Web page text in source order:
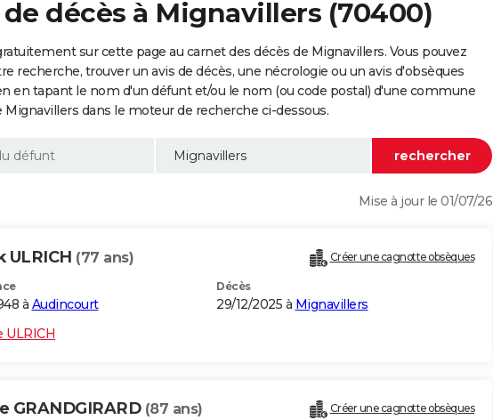
décès à Mignavillers (70400)
sur cette page au carnet des décès de Mignavillers. Vous pouvez
recherche, trouver un avis de décès, une nécrologie ou un avis d'obsèques
en tapant le nom d'un défunt et/ou le nom (ou code postal) d'une commune
Mignavillers dans le moteur de recherche ci-dessous.
Mise à jour le 01/07/26
ULRICH (77 ans) Créer une cagnotte obsèques
à Audincourt
Décès
29/12/2025 à Mignavillers
ULRICH
GRANDGIRARD (87 ans) Créer une cagnotte obsèques